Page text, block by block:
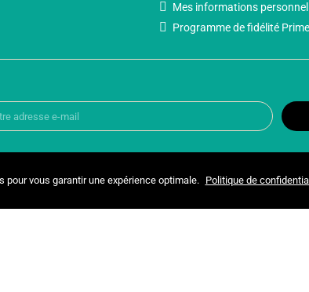
Mes informations
Programme de fidélité Prime
Copyright © 2025 UNIVERSPARADISCOUNT
pour vous garantir une expérience optimale. Politique de